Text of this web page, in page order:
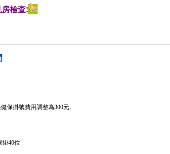
查!
保掛號費用調整為300元。
掛40位